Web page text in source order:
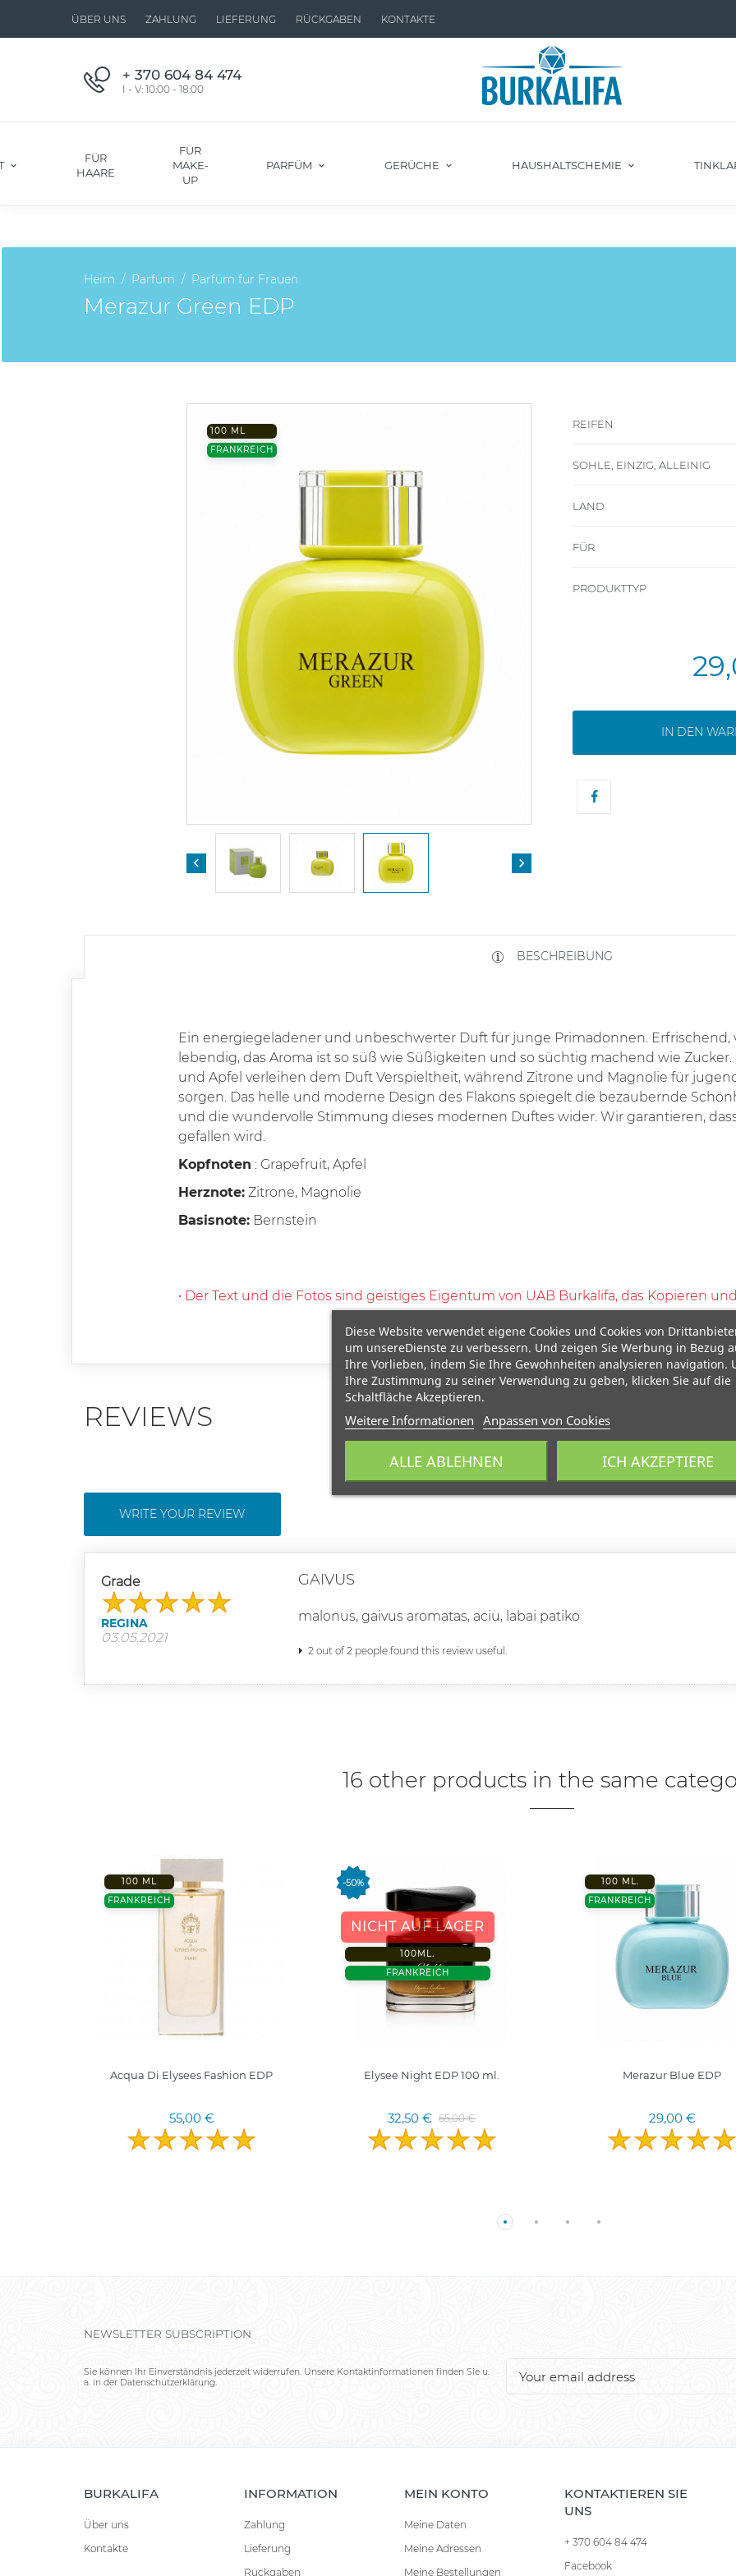
ÜBER UNS ZAHLUNG LIEFERUNG RÜCKGABEN KONTAKTE
+ 370 604 84 474
I - V: 10:00 - 18:00
FÜR
HAARE
FÜR
MAKE-
UP
PARFÜM GERÜCHE HAUSHALTSCHEMIE
Heim Parfüm Parfüm für Frauen
Merazur Green EDP
100 ML
FRANKREICH
 
REIFEN
SOHLE, EINZIG, ALLEINIG
LAND
FÜR
PRODUKTTYP
IN DEN
BESCHREIBUNG
Ein energiegeladener und unbeschwerter Duft für junge Primadonnen. Erfrischend,
lebendig, das Aroma ist so süß wie Süßigkeiten und so süchtig machend wie
und Apfel verleihen dem Duft Verspieltheit, während Zitrone und Magnolie für
sorgen. Das helle und moderne Design des Flakons spiegelt die bezaubernde
und die wundervolle Stimmung dieses modernen Duftes wider. Wir garantieren,
gefallen wird.
Kopfnoten : Grapefruit, Apfel
Herznote: Zitrone, Magnolie
Basisnote: Bernstein
• Der Text und die Fotos sind geistiges Eigentum von UAB Burkalifa, das Kopieren
REVIEWS
WRITE YOUR REVIEW
Grade
REGINA
03.05.2021
GAIVUS
malonus, gaivus aromatas, aciu, labai patiko
2 out of 2 people found this review useful.
16 other products in the same
100 ML
FRANKREICH
Acqua Di Elysees Fashion EDP
55,00 €
-50%
NICHT AUF LAGER
100ML.
FRANKREICH
Elysee Night EDP 100 ml.
32,50 € 65,00 €
100 ML.
FRANKREICH
Merazur Blue EDP
29,00 €
NEWSLETTER SUBSCRIPTION
Sie können Ihr Einverständnis jederzeit widerrufen. Unsere Kontaktinformationen finden Sie u.
a. in der Datenschutzerklärung.
BURKALIFA
Über uns
Kontakte
INFORMATION
Zahlung
Lieferung
Rückgaben
MEIN KONTO
Meine Daten
Meine Adressen
Meine Bestellungen
KONTAKTIEREN SIE
UNS
+ 370 604 84 474
Facebook
Diese Website verwendet eigene Cookies und Cookies von
um unsereDienste zu verbessern. Und zeigen Sie Werbung in Bezug
Ihre Vorlieben, indem Sie Ihre Gewohnheiten analysieren navigation.
Ihre Zustimmung zu seiner Verwendung zu geben, klicken Sie auf die
Schaltfläche Akzeptieren.
Weitere Informationen Anpassen von Cookies
ALLE ABLEHNEN ICH AKZEPTIERE